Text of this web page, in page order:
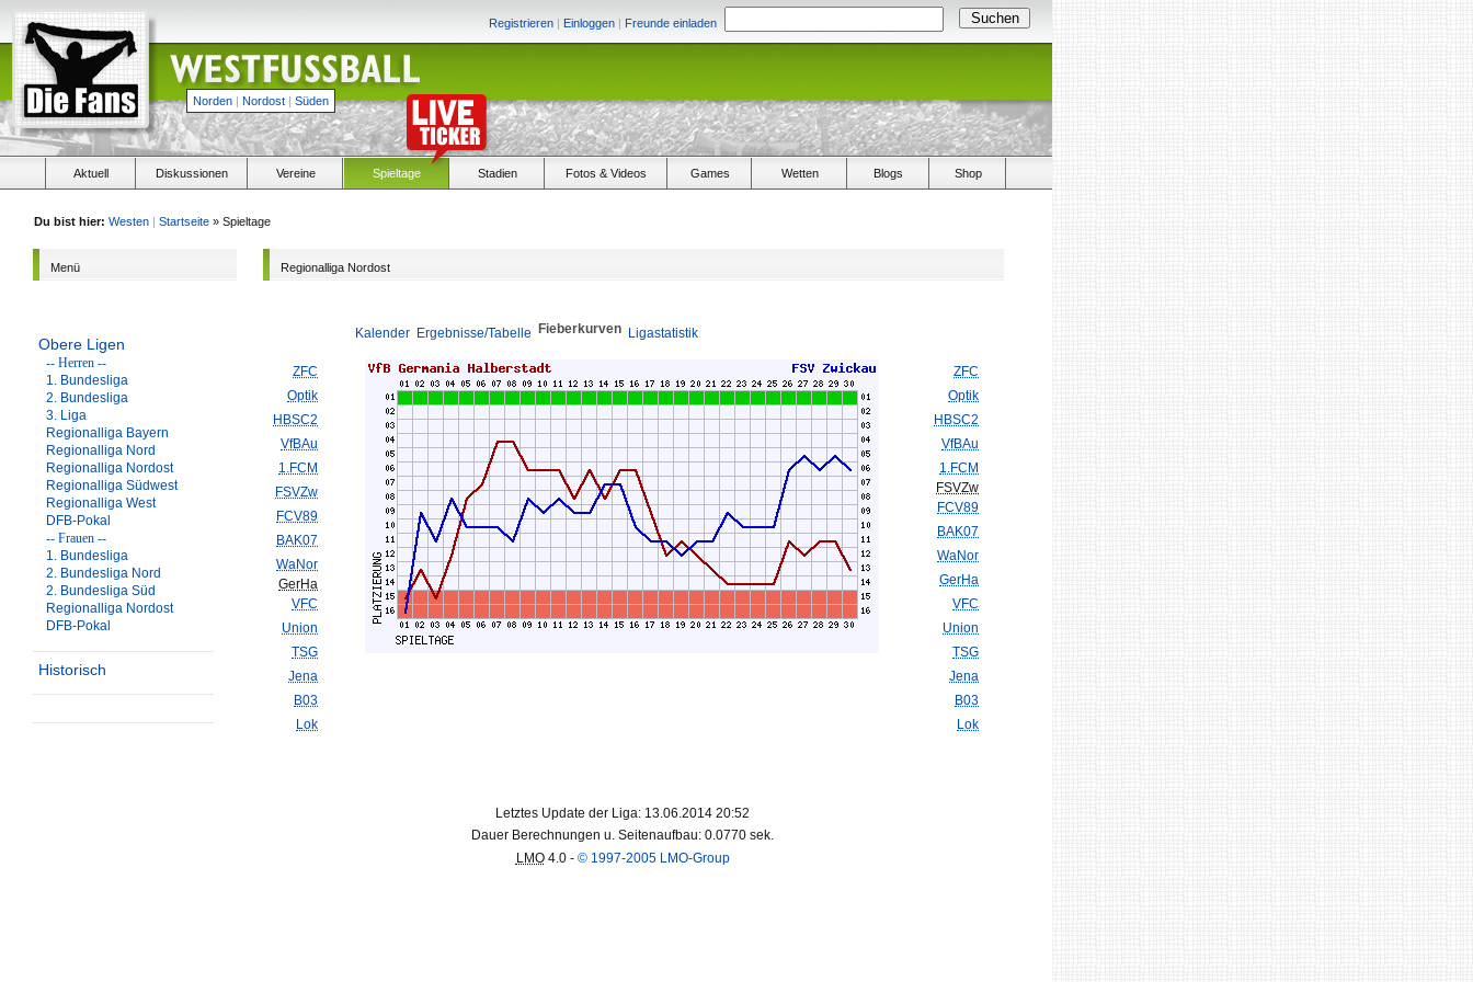
Registrieren | Einloggen | Freunde einladen
Norden | Nordost | Süden
Aktuell Diskussionen Vereine Spieltage Stadien Fotos & Videos Games Wetten Blogs Shop
Du bist hier: Westen | Startseite » Spieltage
Menü
Obere Ligen
-- Herren --
1. Bundesliga
2. Bundesliga
3. Liga
Regionalliga Bayern
Regionalliga Nord
Regionalliga Nordost
Regionalliga Südwest
Regionalliga West
DFB-Pokal
-- Frauen --
1. Bundesliga
2. Bundesliga Nord
2. Bundesliga Süd
Regionalliga Nordost
DFB-Pokal
Historisch
Regionalliga Nordost
Kalender Ergebnisse/Tabelle Fieberkurven Ligastatistik
ZFC
Optik
HBSC2
VfBAu
1.FCM
FSVZw
FCV89
BAK07
WaNor
GerHa
VFC
Union
TSG
Jena
B03
Lok
ZFC
Optik
HBSC2
VfBAu
1.FCM
FSVZw
FCV89
BAK07
WaNor
GerHa
VFC
Union
TSG
Jena
B03
Lok
Letztes Update der Liga: 13.06.2014 20:52
Dauer Berechnungen u. Seitenaufbau: 0.0770 sek.
LMO4.0 - © 1997-2005 LMO-Group